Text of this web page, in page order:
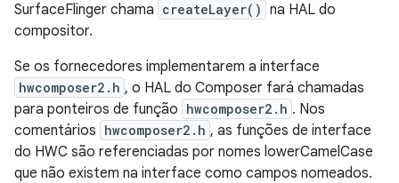
SurfaceFlinger chama createLayer() na HAL do
compositor.
Se os fornecedores implementarem a interface
hwcomposer2.h , o HAL do Composer fará chamadas
para ponteiros de função hwcomposer2.h . Nos
comentários hwcomposer2.h , as funções de interface
do HWC são referenciadas por nomes lowerCamelCase
que não existem na interface como campos nomeados.